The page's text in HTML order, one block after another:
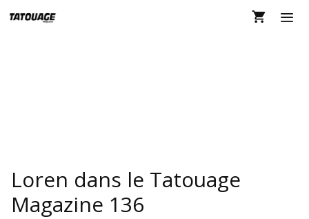
au
Loren dans le Tatouage
Magazine 136